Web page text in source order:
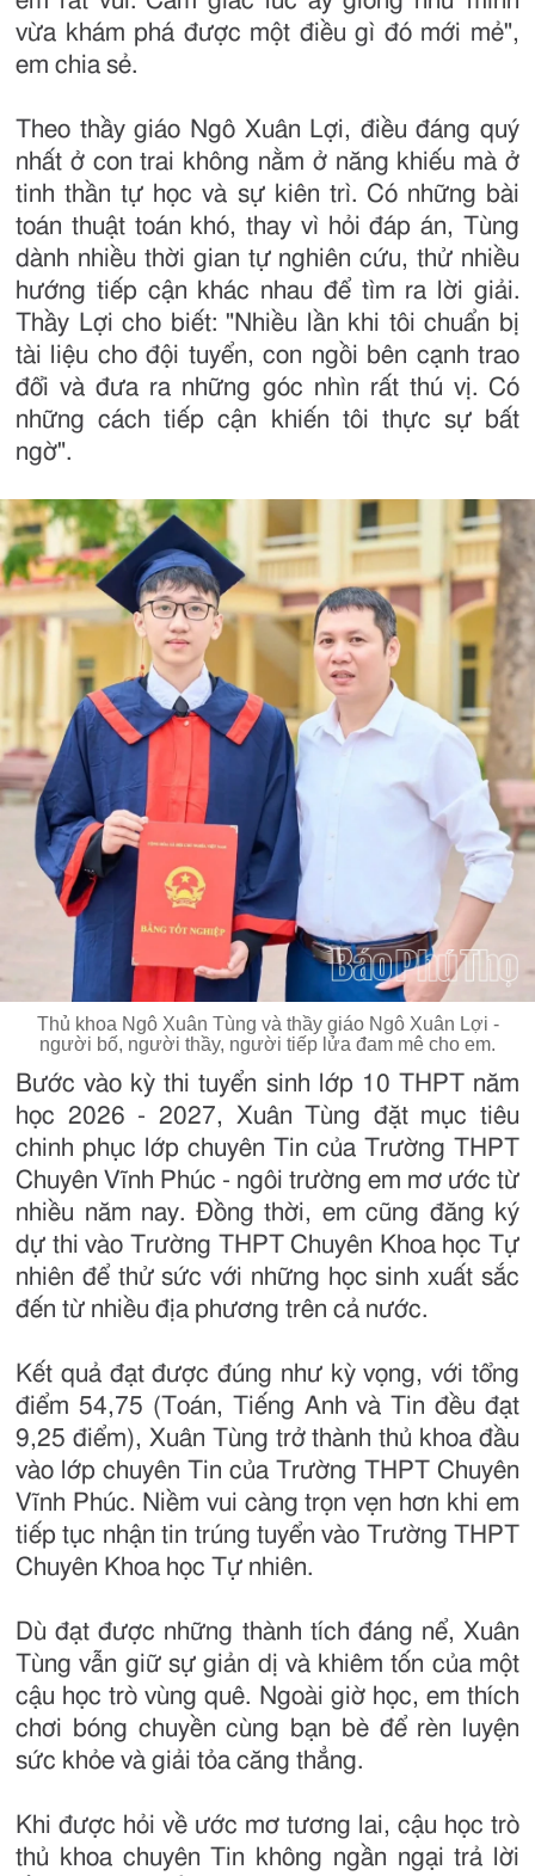
vừa khám phá được một điều gì đó mới mẻ",
em chia sẻ.
Theo thầy giáo Ngô Xuân Lợi, điều đáng quý
nhất ở con trai không nằm ở năng khiếu mà ở
tinh thần tự học và sự kiên trì. Có những bài
toán thuật toán khó, thay vì hỏi đáp án, Tùng
dành nhiều thời gian tự nghiên cứu, thử nhiều
hướng tiếp cận khác nhau để tìm ra lời giải.
Thầy Lợi cho biết: "Nhiều lần khi tôi chuẩn bị
tài liệu cho đội tuyển, con ngồi bên cạnh trao
đổi và đưa ra những góc nhìn rất thú vị. Có
những cách tiếp cận khiến tôi thực sự bất
ngờ".
Thủ khoa Ngô Xuân Tùng và thầy giáo Ngô Xuân Lợi -
người bố, người thầy, người tiếp lửa đam mê cho em.
Bước vào kỳ thi tuyển sinh lớp 10 THPT năm
học 2026 - 2027, Xuân Tùng đặt mục tiêu
chinh phục lớp chuyên Tin của Trường THPT
Chuyên Vĩnh Phúc - ngôi trường em mơ ước từ
nhiều năm nay. Đồng thời, em cũng đăng ký
dự thi vào Trường THPT Chuyên Khoa học Tự
nhiên để thử sức với những học sinh xuất sắc
đến từ nhiều địa phương trên cả nước.
Kết quả đạt được đúng như kỳ vọng, với tổng
điểm 54,75 (Toán, Tiếng Anh và Tin đều đạt
9,25 điểm), Xuân Tùng trở thành thủ khoa đầu
vào lớp chuyên Tin của Trường THPT Chuyên
Vĩnh Phúc. Niềm vui càng trọn vẹn hơn khi em
tiếp tục nhận tin trúng tuyển vào Trường THPT
Chuyên Khoa học Tự nhiên.
Dù đạt được những thành tích đáng nể, Xuân
Tùng vẫn giữ sự giản dị và khiêm tốn của một
cậu học trò vùng quê. Ngoài giờ học, em thích
chơi bóng chuyền cùng bạn bè để rèn luyện
sức khỏe và giải tỏa căng thẳng.
Khi được hỏi về ước mơ tương lai, cậu học trò
thủ khoa chuyên Tin không ngần ngại trả lời